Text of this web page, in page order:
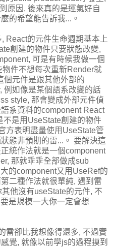
原因, 後來真的是運氣好自
的希望能告訴我...。
React的元件生命週期基本上
創建的物件只要狀態改變,
可是有時候我做一個
件不想每次重新Render就
個元件是跟其他外部的
例如像是某個語系改變的話
style, 那會變成外部元件偵
系資料的component React
是用UseState創建的物件
方表明盡量使用UseState管
態非預期的雷...。 要解決這
統作法就是一個component
那就乖乖全部做成sub
的component又用UseRef的
二種作法就很單純, 遇到雷
他沒有useState的元件, 不
是規模一大你一定會想
雷卻比我想像得還多, 不過實
覺, 就像以前學js的過程摸到